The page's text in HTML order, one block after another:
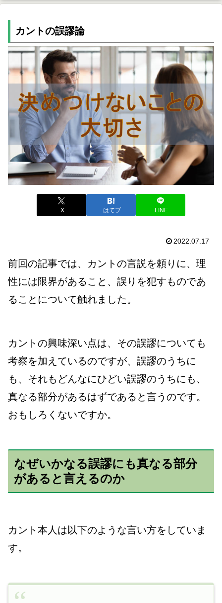
カントの誤謬論
X はてブ LINE
2022.07.17
前回の記事では、カントの言説を頼りに、理
性には限界があること、誤りを犯すものであ
ることについて触れました。
カントの興味深い点は、その誤謬についても
考察を加えているのですが、誤謬のうちに
も、それもどんなにひどい誤謬のうちにも、
真なる部分があるはずであると言うのです。
おもしろくないですか。
なぜいかなる誤謬にも真なる部分
があると言えるのか
カント本人は以下のような言い方をしていま
す。